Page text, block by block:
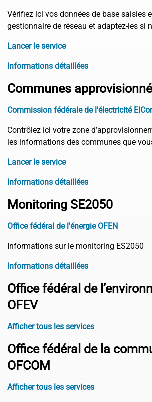
Vérifiez ici vos données de base saisies
gestionnaire de réseau et adaptez-les si
Lancer le service
Informations détaillées
Communes
Commission fédérale de l'électricité
Contrôlez ici votre zone
les informations des communes que
Lancer le service
Informations détaillées
Monitoring SE2050
Office fédéral de l'énergie OFEN
Informations sur le monitoring ES2050
Informations détaillées
Office fédéral de
OFEV
Afficher tous les services
Office fédéral de la
OFCOM
Afficher tous les services